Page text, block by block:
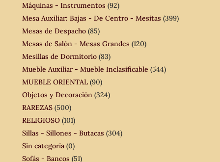
Máquinas - Instrumentos (92)
Mesa Auxiliar: Bajas - De Centro - Mesitas (399)
Mesas de Despacho (85)
Mesas de Salón - Mesas Grandes (120)
Mesillas de Dormitorio (83)
Mueble Auxiliar - Mueble Inclasificable (544)
MUEBLE ORIENTAL (90)
Objetos y Decoración (324)
RAREZAS (500)
RELIGIOSO (101)
Sillas - Sillones - Butacas (304)
Sin categoría (0)
Sofás - Bancos (51)